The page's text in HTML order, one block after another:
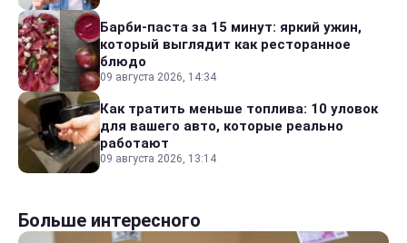
Барби-паста за 15 минут: яркий ужин,
который выглядит как ресторанное
блюдо
09 августа 2026, 14:34
Как тратить меньше топлива: 10 уловок
для вашего авто, которые реально
работают
09 августа 2026, 13:14
Больше интересного